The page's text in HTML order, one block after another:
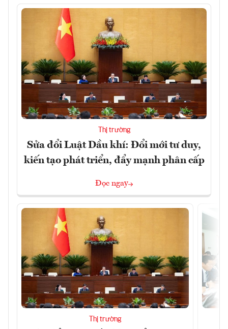
Thị trường
Sửa đổi Luật Dầu khí: Đổi mới tư duy,
kiến tạo phát triển, đẩy mạnh phân cấp
Đọc ngay
Thị trường